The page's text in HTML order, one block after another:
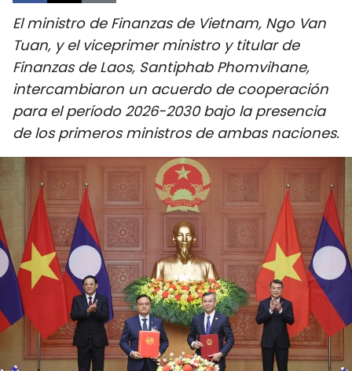
SALUD - MEDIO AMBIENTE
CULTURA - ENTRETENIMIENTO
INTERNACIONAL
DEPORTES
VIAJES
PUENTE DE AMISTAD
HISTORIAS MULTIMEDIA
FOTOGRAFÍA
¿QUIÉNES SOMOS?
El ministro de Finanzas de Vietnam, Ngo Van
Tuan, y el viceprimer ministro y titular de
Finanzas de Laos, Santiphab Phomvihane,
intercambiaron un acuerdo de cooperación
para el período 2026-2030 bajo la presencia
de los primeros ministros de ambas naciones.